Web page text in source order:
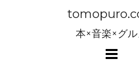
本×音楽×グル